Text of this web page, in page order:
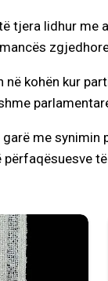
tjera lidhur me
në kohën kur
garë me
përfaqësuesve